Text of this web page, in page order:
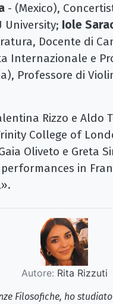
- (Mexico),
University; Iole
Docente di
Internazionale e
Professore di
Rizzo e Aldo
College of
Oliveto e Greta
in
Autore: Rita Rizzuti
Filosofiche, ho